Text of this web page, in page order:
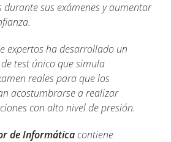
durante sus exámenes y aumentar
expertos ha desarrollado un
test único que simula
reales para que los
acostumbrarse a realizar
con alto nivel de presión.
de Informáticacontiene